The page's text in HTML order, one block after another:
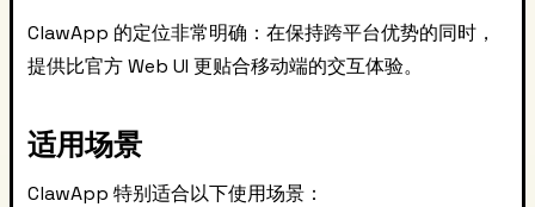
ClawApp 的定位非常明确：在保持跨平台优势的同时，
提供比官方 Web UI 更贴合移动端的交互体验。
适用场景
ClawApp 特别适合以下使用场景：